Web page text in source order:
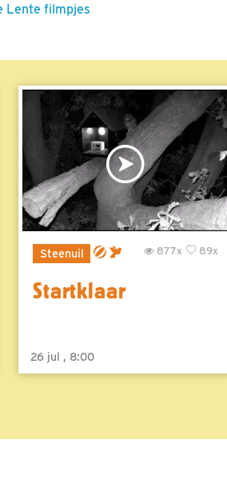
Lente filmpjes
Steenuil 89x
877x
Startklaar
26 jul , 8:00